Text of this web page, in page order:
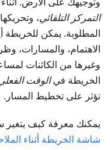
التمركز التلقائي،
المطلوبة. يمكن
الاهتمام، والمسارات،
وغيرها من الكائنات
الخريطة فيالوقت
تؤثر على تخطيط المسار.
يمكنك معرفة كيف يتغير
شاشة الخريطة أثناء